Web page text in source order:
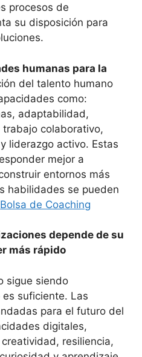
procesos de
su disposición para
humanas para la
del talento humano
como:
adaptabilidad,
colaborativo,
liderazgo activo. Estas
mejor a
entornos más
habilidades se pueden
Bolsa de Coaching
depende de su
más rápido
sigue siendo
suficiente. Las
para el futuro del
digitales,
resiliencia,